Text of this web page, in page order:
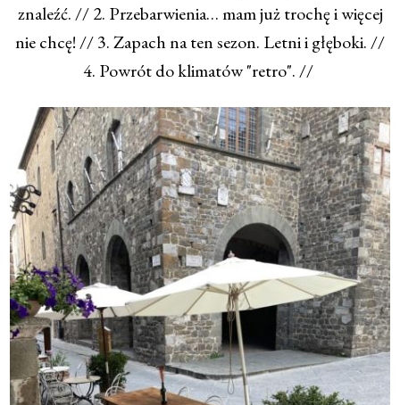
znaleźć. // 2. Przebarwienia… mam już trochę i więcej
nie chcę! // 3. Zapach na ten sezon. Letni i głęboki. //
4. Powrót do klimatów "retro". //